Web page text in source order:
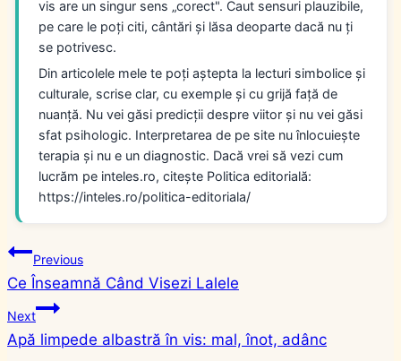
vis are un singur sens „corect". Caut sensuri plauzibile,
pe care le poți citi, cântări și lăsa deoparte dacă nu ți
se potrivesc.
Din articolele mele te poți aștepta la lecturi simbolice și
culturale, scrise clar, cu exemple și cu grijă față de
nuanță. Nu vei găsi predicții despre viitor și nu vei găsi
sfat psihologic. Interpretarea de pe site nu înlocuiește
terapia și nu e un diagnostic. Dacă vrei să vezi cum
lucrăm pe inteles.ro, citește Politica editorială:
https://inteles.ro/politica-editoriala/
Navigare
în
articole
Previous
Ce Înseamnă Când Visezi Lalele
Next
Apă limpede albastră în vis: mal, înot, adânc